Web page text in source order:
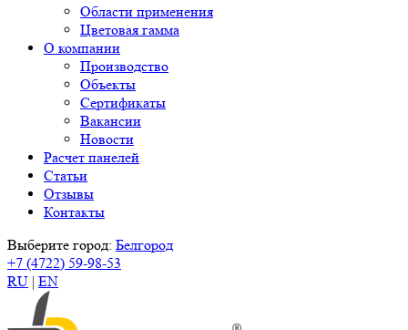
Области применения
Цветовая гамма
О компании
Производство
Объекты
Сертификаты
Вакансии
Новости
Расчет панелей
Статьи
Отзывы
Контакты
Выберите город: Белгород
+7 (4722) 59-98-53
RU | EN